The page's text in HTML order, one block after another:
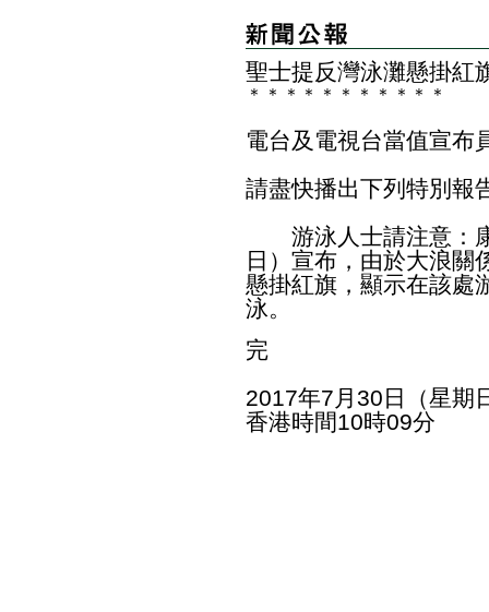
聖士提反灣泳灘懸掛紅
＊ ＊ ＊ ＊ ＊ ＊ ＊ ＊ ＊ ＊ ＊
電台及電視台當值宣布
請盡快播出下列特別報
游泳人士請注意：康
日）宣布，由於大浪關
懸掛紅旗，顯示在該處
泳。
完
2017年7月30日（星期
香港時間10時09分